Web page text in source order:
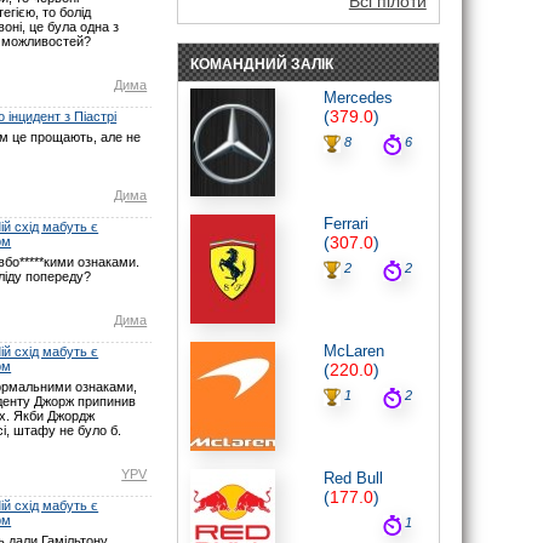
то болід
це була одна з
Дима
з Піастрі
це прощають, але не
Дима
схід мабуть є
ознаками.
попереду?
Дима
схід мабуть є
ознаками,
Джорж припинив
Якби Джордж
штафу не було б.
YPV
схід мабуть є
07.06.26 19:30
noteyu: Мабуть Ви не туди глянули? У
Монако початок о 16:00 за Києвом.
Нічого не змінювалось.
07.06.26 17:21
maxizh: І знову у вас помилки з
часом початку гонки. По вашим
помилкам люди пропускають гонку.
годину початку гонок. Другий рік
косячите. Не серйозно.
07.06.26 15:22
noteyu: Тут трансляцій немає.
Sweden1984: Вітаю шановні.
03.05.26 18:41
: Тепер головна інтрига:
залишиться Кімі лідером на старті чи,
візьме не Джордж, а Кімі.
29.03.26 15:37
noteyu: Перевантаження 50G відчув
Берман під час зіткнення з бар'єром,
КОМАНДНИЙ ЗАЛІК
Mercedes
(379.0)
8 6
Ferrari
(307.0)
2 2
McLaren
(220.0)
1 2
Red Bull
(177.0)
1